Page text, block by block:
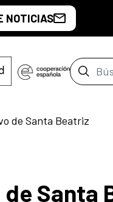
NOTICIAS
Barra
de Santa Beatriz
Santa